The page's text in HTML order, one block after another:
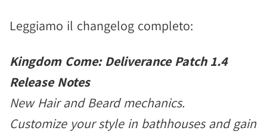
Leggiamo il changelog completo:
Kingdom Come: Deliverance Patch 1.4
Release Notes
New Hair and Beard mechanics.
Customize your style in bathhouses and gain